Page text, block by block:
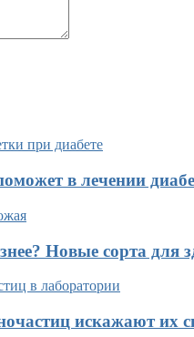
в лечении
Новые сорта для
искажают их